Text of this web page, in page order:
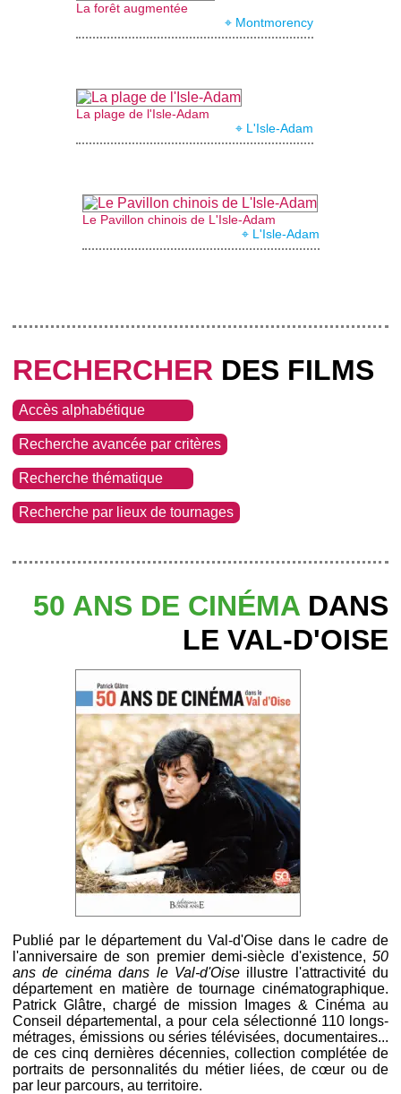
La forêt augmentée
⌖ Montmorency
La plage de l'Isle-Adam
⌖ L'Isle-Adam
Le Pavillon chinois de L'Isle-Adam
⌖ L'Isle-Adam
RECHERCHER DES FILMS
Accès alphabétique
Recherche avancée par critères
Recherche thématique
Recherche par lieux de tournages
50 ANS DE CINÉMA DANS
LE VAL-D'OISE
Publié par le département du Val-d'Oise dans le cadre de
l'anniversaire de son premier demi-siècle d'existence, 50
ans de cinéma dans le Val-d'Oiseillustre l'attractivité du
département en matière de tournage cinématographique.
Patrick Glâtre, chargé de mission Images & Cinéma au
Conseil départemental, a pour cela sélectionné 110 longs-
métrages, émissions ou séries télévisées, documentaires...
de ces cinq dernières décennies, collection complétée de
portraits de personnalités du métier liées, de cœur ou de
par leur parcours, au territoire.